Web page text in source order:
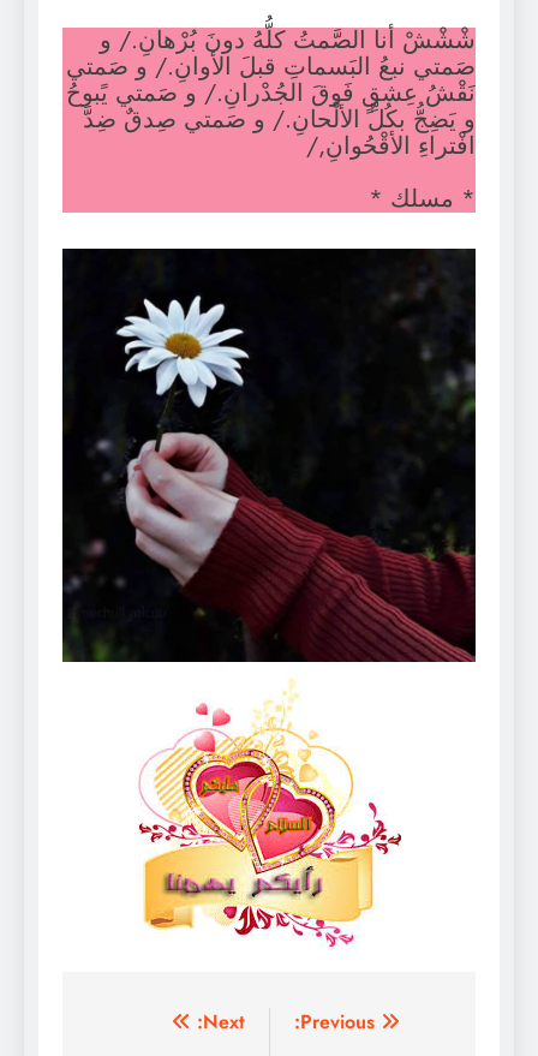
شْشْشْ أنا الصَّمتُ كلُّهُ دونَ بُرْهانِ./ و
صَمتي نبعُ البَسماتِ قبلَ الأوانِ./ و صَمتي
نَقْشُ عِشقٍ فَوقَ الجُدْرانِ./ و صَمتي يًبوحُ
و يَضِجُّ بكُلِّ الألْحانِ./ و صَمتي صِدقٌ ضِدَّ
افْتراءِ الأقْحُوانِ,/
* مسلك *
تصفّح Previous:
Next: